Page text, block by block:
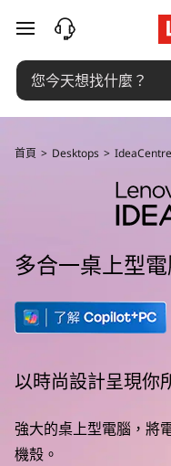
e
n
o
d
e
C
e
跳至主要內容
首頁 > Desktops > IdeaCentre
多合一桌上型
以時尚設計呈現你
強大的桌上型電腦，將
機殼。